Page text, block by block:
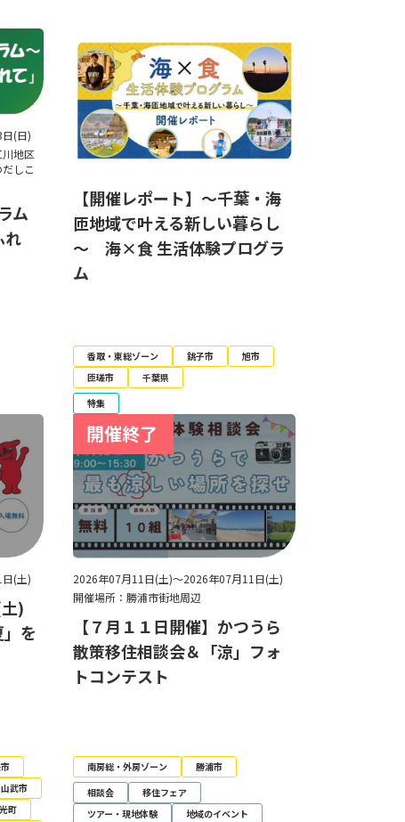
(日)
地区
しこ
ム
れ
【開催レポート】～千葉・海
匝地域で叶える新しい暮らし
～ 海×食 生活体験プログラ
ム
香取・東総ゾーン 銚子市
旭市
匝瑳市
千葉県
特集
(土)
)
を
山武市
町
2026年07月11日(土)～2026年07月11日(土)
開催場所：勝浦市街地周辺
【７月１１日開催】かつうら
散策移住相談会＆「涼」フォ
トコンテスト
南房総・外房ゾーン
勝浦市
相談会
移住フェア
ツアー・現地体験
地域のイベント